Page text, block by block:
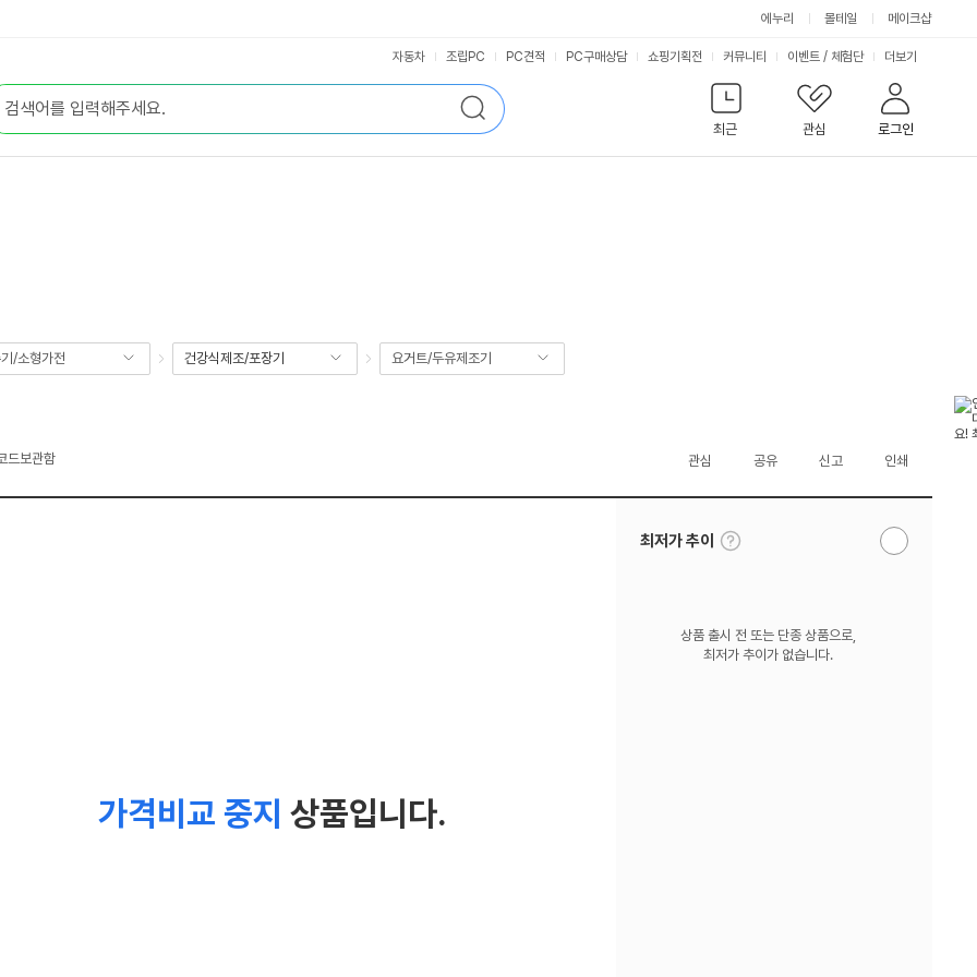
에누리 몰테일 메이크샵
검
색
최근
관심 로그인
자동차 조립PC PC견적 PC구매상담 쇼핑기획전 커뮤니티 이벤트 / 체험단 서
비
스
더보기
/소형가전 건강식제조/포장기 요거트/두유제조기
드보관함 관심 공유 신고 인쇄
가격비교 중지 상품입니다.
최저가 추이
툴
팁
알
상품 출시 전 또는 단종 상품으로,
최저가 추이가 없습니다.